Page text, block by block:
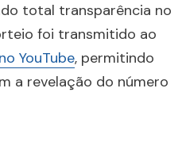
total transparência no
foi transmitido ao
YouTube, permitindo
a revelação do número